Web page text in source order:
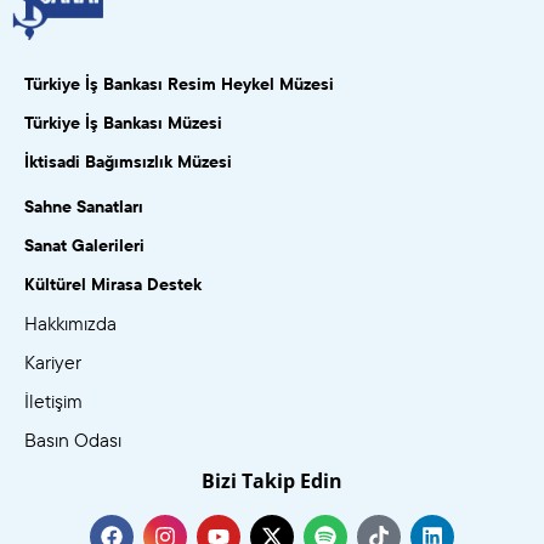
Türkiye İş Bankası Resim Heykel Müzesi
Türkiye İş Bankası Müzesi
İktisadi Bağımsızlık Müzesi
Sahne Sanatları
Sanat Galerileri
Kültürel Mirasa Destek
Hakkımızda
Kariyer
İletişim
Basın Odası
Bizi Takip Edin